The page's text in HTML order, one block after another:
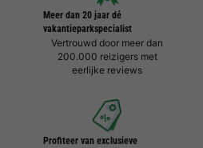
Meer dan 20 jaar dé
vakantieparkspecialist
Vertrouwd door meer dan
200.000 reizigers met
eerlijke reviews
Profiteer van exclusieve